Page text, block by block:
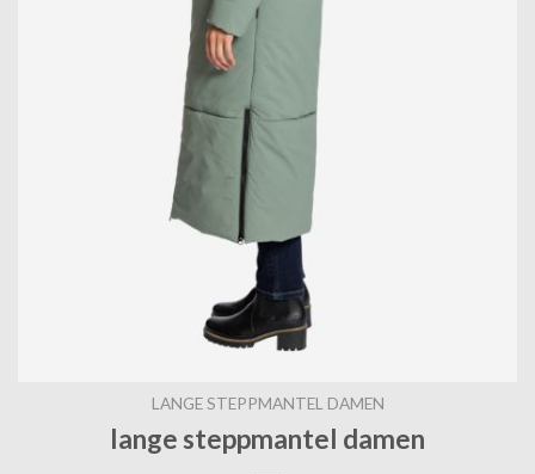
LANGE STEPPMANTEL DAMEN
lange steppmantel damen